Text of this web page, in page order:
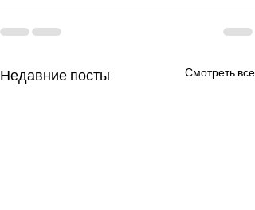
Недавние посты Смотреть все